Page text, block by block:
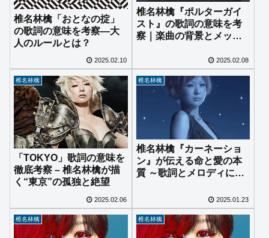
椎名林檎「おとなの掟」
の歌詞の意味を考察—大
人のルールとは？
2025.02.10
椎名林檎『ポルターガイ
スト』の歌詞の意味を考
察｜楽曲の背景とメッセ
2025.02.08
椎名林檎
「TOKYO」歌詞の意味を
徹底考察 – 椎名林檎が描
く“東京”の孤独と絶望
2025.02.06
椎名林檎
椎名林檎『カーネーショ
ン』が伝える命と愛の本
質 ～歌詞とメロディに込
2025.01.23
椎名林檎 椎名林檎